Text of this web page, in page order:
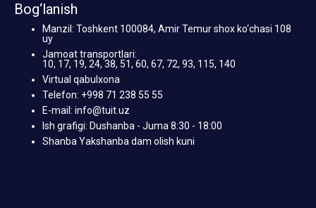
Bog‘lanish
Manzil: Toshkent 100084, Amir Temur shox ko‘chasi 108
uy
Jamoat transportlari:
10, 17, 19, 24, 38, 51, 60, 67, 72, 93, 115, 140
Virtual qabulxona
Telefon: +998 71 238 55 55
E-mail: info@tuit.uz
Ish grafigi: Dushanba - Juma 8:30 - 18:00
Shanba Yakshanba dam olish kuni